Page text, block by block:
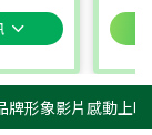
形象影片感動上